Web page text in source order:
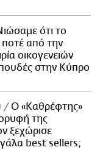
ότι το
ποτέ από την
οικογενειών
στην Κύπρο
Ο «Καθρέφτης»
της
ξεχώρισε
best sellers;